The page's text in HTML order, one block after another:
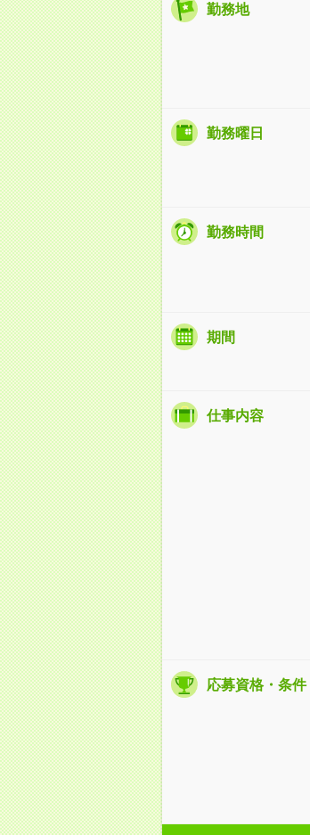
勤務地
勤務曜日
勤務時間
期間
仕事内容
応募資格・条件